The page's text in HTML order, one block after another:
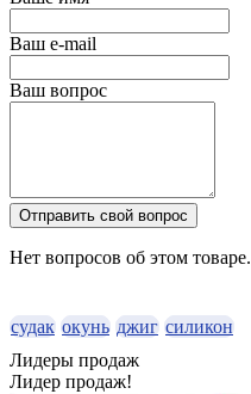
Ваш e-mail
Ваш вопрос
Отправить свой вопрос
Нет вопросов об этом товаре.
судак окунь джиг силикон
Лидеры продаж
Лидер продаж!